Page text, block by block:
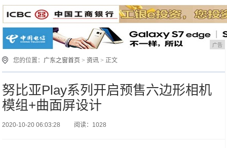
广告
您的位置： 广东之窗首页 >资讯 > 正文
努比亚Play系列开启预售六边形相机
模组+曲面屏设计
2020-10-20 06:03:28 阅读：1028